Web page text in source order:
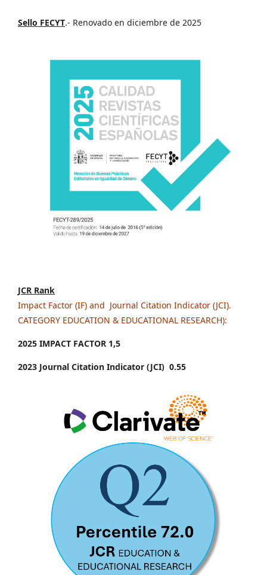
Sello FECYT.- Renovado en diciembre de 2025
JCR Rank
Impact Factor (IF) and Journal Citation Indicator (JCI).
CATEGORY EDUCATION & EDUCATIONAL RESEARCH):
2025 IMPACT FACTOR 1,5
2023 Journal Citation Indicator (JCI) 0.55